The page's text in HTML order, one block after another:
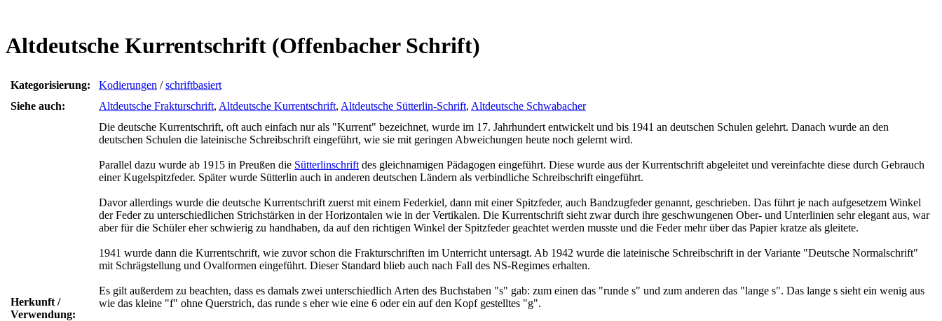
Altdeutsche Kurrentschrift (Offenbacher Schrift)
Kategorisierung: Kodierungen /schriftbasiert
Siehe auch:
Altdeutsche Frakturschrift, Altdeutsche Kurrentschrift, Altdeutsche Sütterlin-Schrift, Altdeutsche Schwabacher
Herkunft /
Verwendung:
Die deutsche Kurrentschrift, oft auch einfach nur als "Kurrent" bezeichnet, wurde im 17. Jahrhundert entwickelt und bis 1941 an deutschen Schulen gelehrt. Danach wurde an den
deutschen Schulen die lateinische Schreibschrift eingeführt, wie sie mit geringen Abweichungen heute noch gelernt wird.
Parallel dazu wurde ab 1915 in Preußen die Sütterlinschrift des gleichnamigen Pädagogen eingeführt. Diese wurde aus der Kurrentschrift abgeleitet und vereinfachte diese durch Gebrauch
einer Kugelspitzfeder. Später wurde Sütterlin auch in anderen deutschen Ländern als verbindliche Schreibschrift eingeführt.
Davor allerdings wurde die deutsche Kurrentschrift zuerst mit einem Federkiel, dann mit einer Spitzfeder, auch Bandzugfeder genannt, geschrieben. Das führt je nach aufgesetzem Winkel
der Feder zu unterschiedlichen Strichstärken in der Horizontalen wie in der Vertikalen. Die Kurrentschrift sieht zwar durch ihre geschwungenen Ober- und Unterlinien sehr elegant aus, war
aber für die Schüler eher schwierig zu handhaben, da auf den richtigen Winkel der Spitzfeder geachtet werden musste und die Feder mehr über das Papier kratze als gleitete.
1941 wurde dann die Kurrentschrift, wie zuvor schon die Frakturschriften im Unterricht untersagt. Ab 1942 wurde die lateinische Schreibschrift in der Variante "Deutsche Normalschrift"
mit Schrägstellung und Ovalformen eingeführt. Dieser Standard blieb auch nach Fall des NS-Regimes erhalten.
Es gilt außerdem zu beachten, dass es damals zwei unterschiedlich Arten des Buchstaben "s" gab: zum einen das "runde s" und zum anderen das "lange s". Das lange s sieht ein wenig aus
wie das kleine "f" ohne Querstrich, das runde s eher wie eine 6 oder ein auf den Kopf gestelltes "g".